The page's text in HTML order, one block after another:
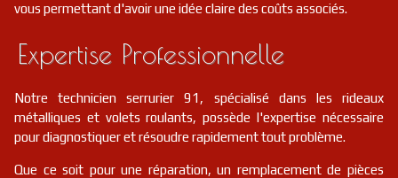
vous permettant d'avoir une idée claire des coûts associés.
Expertise Professionnelle
Notre technicien serrurier 91, spécialisé dans les rideaux
métalliques et volets roulants, possède l'expertise nécessaire
pour diagnostiquer et résoudre rapidement tout problème.
Que ce soit pour une réparation, un remplacement de pièces